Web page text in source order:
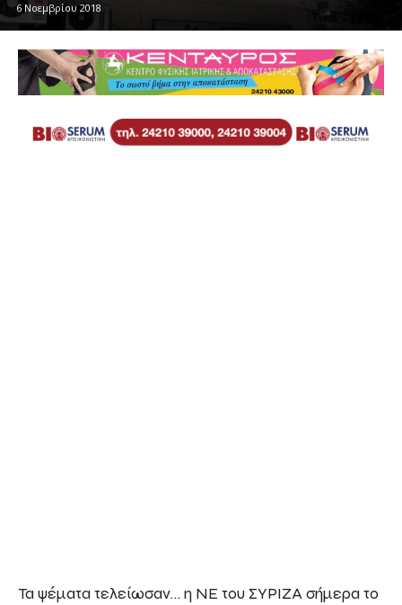
6 Νοεμβρίου 2018
Τα ψέματα τελείωσαν… η ΝΕ του ΣΥΡΙΖΑ σήμερα το